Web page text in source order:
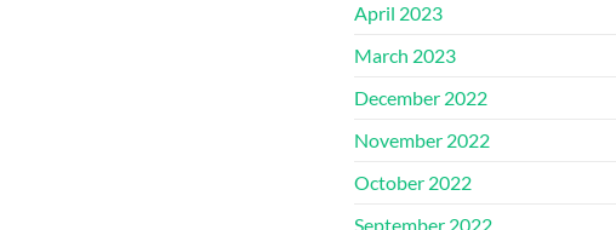
April 2023
March 2023
December 2022
November 2022
October 2022
September 2022